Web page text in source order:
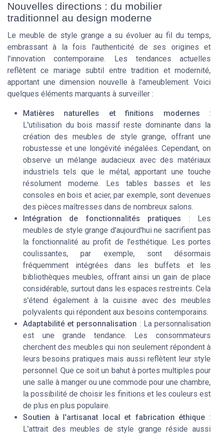
Nouvelles directions : du mobilier
traditionnel au design moderne
Le meuble de style grange a su évoluer au fil du temps,
embrassant à la fois l'authenticité de ses origines et
l'innovation contemporaine. Les tendances actuelles
reflètent ce mariage subtil entre tradition et modernité,
apportant une dimension nouvelle à l'ameublement. Voici
quelques éléments marquants à surveiller :
Matières naturelles et finitions modernes :
L'utilisation du bois massif reste dominante dans la
création des meubles de style grange, offrant une
robustesse et une longévité inégalées. Cependant, on
observe un mélange audacieux avec des matériaux
industriels tels que le métal, apportant une touche
résolument moderne. Les tables basses et les
consoles en bois et acier, par exemple, sont devenues
des pièces maîtresses dans de nombreux salons.
Intégration de fonctionnalités pratiques : Les
meubles de style grange d'aujourd'hui ne sacrifient pas
la fonctionnalité au profit de l'esthétique. Les portes
coulissantes, par exemple, sont désormais
fréquemment intégrées dans les buffets et les
bibliothèques meubles, offrant ainsi un gain de place
considérable, surtout dans les espaces restreints. Cela
s'étend également à la cuisine avec des meubles
polyvalents qui répondent aux besoins contemporains.
Adaptabilité et personnalisation : La personnalisation
est une grande tendance. Les consommateurs
cherchent des meubles qui non seulement répondent à
leurs besoins pratiques mais aussi reflètent leur style
personnel. Que ce soit un bahut à portes multiples pour
une salle à manger ou une commode pour une chambre,
la possibilité de choisir les finitions et les couleurs est
de plus en plus populaire.
Soutien à l'artisanat local et fabrication éthique :
L'attrait des meubles de style grange réside aussi